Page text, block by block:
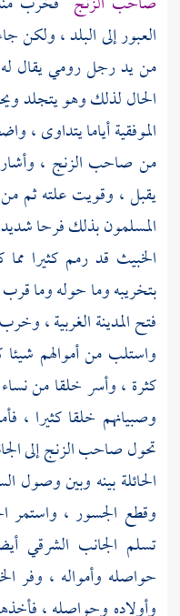
العبور إلى البلد ، ولكن
من يد رجل رومي يقال
الحال لذلك وهو يتجلد
الموفقيةأياما يتداوى ،
من صاحب الزنج ،
يقبل ، وقويت علته ثم من
المسلمون بذلك فرحا
الخبيث قد رمم كثيرا مما
بتخريبه وما حوله وما
فتح المدينة الغربية ،
واستلب من أموالهم
كثرة ، وأسر خلقا من نساء
وصبيانهم خلقا كثيرا ،
تحول صاحبالزنجإلى
الحائلة بينه وبين وصول
وقطع الجسور ، واستمر
تسلم الجانب الشرقي
حواصله وأمواله ، وفر